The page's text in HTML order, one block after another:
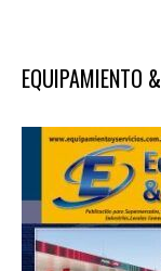
EQUIPAMIENTO